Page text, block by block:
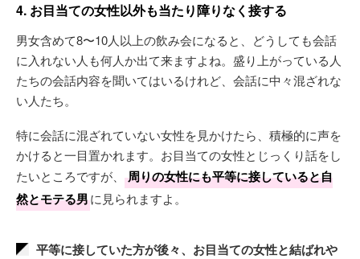
4. お目当ての女性以外も当たり障りなく接する
男女含めて8〜10人以上の飲み会になると、どうしても会話
に入れない人も何人か出て来ますよね。盛り上がっている人
たちの会話内容を聞いてはいるけれど、会話に中々混ざれな
い人たち。
特に会話に混ざれていない女性を見かけたら、積極的に声を
かけると一目置かれます。お目当ての女性とじっくり話をし
たいところですが、
周りの女性にも平等に接していると自
然とモテる男に見られますよ。
平等に接していた方が後々、お目当ての女性と結ばれや